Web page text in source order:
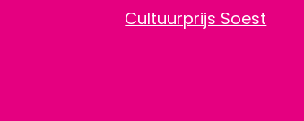
Cultuurprijs Soest